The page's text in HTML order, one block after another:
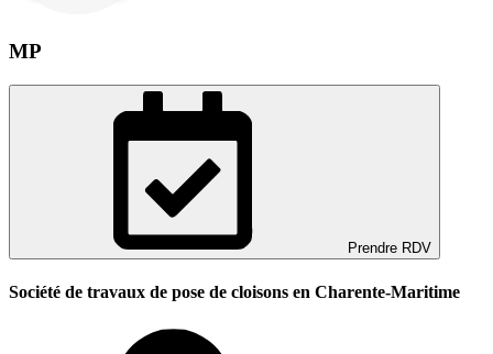
MP
Prendre RDV
Société de travaux de pose de cloisons en Charente-Maritime